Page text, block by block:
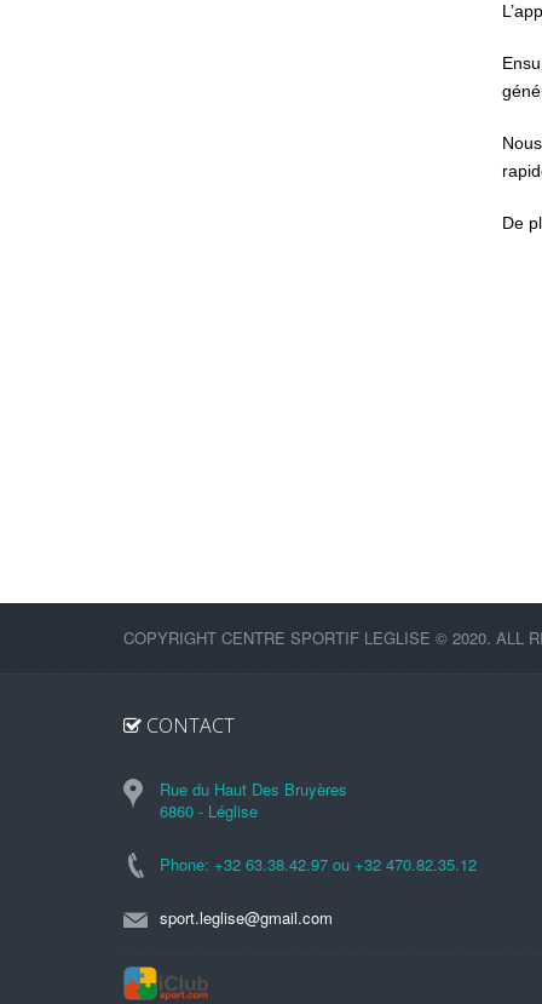
De
COPYRIGHT CENTRE SPORTIF LEGLISE © 2020. ALL
CONTACT
Rue du Haut Des Bruyères
6860 - Léglise
Phone: +32 63.38.42.97 ou +32 470.82.35.12
sport.leglise@gmail.com